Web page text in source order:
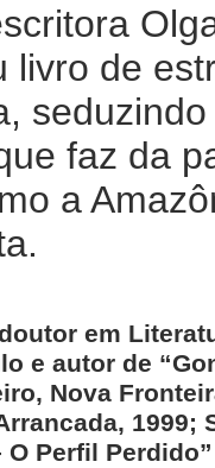
livro de
faz da
a
doutor em
e autor de
Nova
1999;
Perfil